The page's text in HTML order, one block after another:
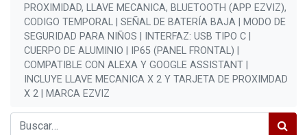
PROXIMIDAD, LLAVE MECANICA, BLUETOOTH (APP EZVIZ),
CODIGO TEMPORAL | SEÑAL DE BATERÍA BAJA | MODO DE
SEGURIDAD PARA NIÑOS | INTERFAZ: USB TIPO C |
CUERPO DE ALUMINIO | IP65 (PANEL FRONTAL) |
COMPATIBLE CON ALEXA Y GOOGLE ASSISTANT |
INCLUYE LLAVE MECANICA X 2 Y TARJETA DE PROXIMDAD
X 2 | MARCA EZVIZ